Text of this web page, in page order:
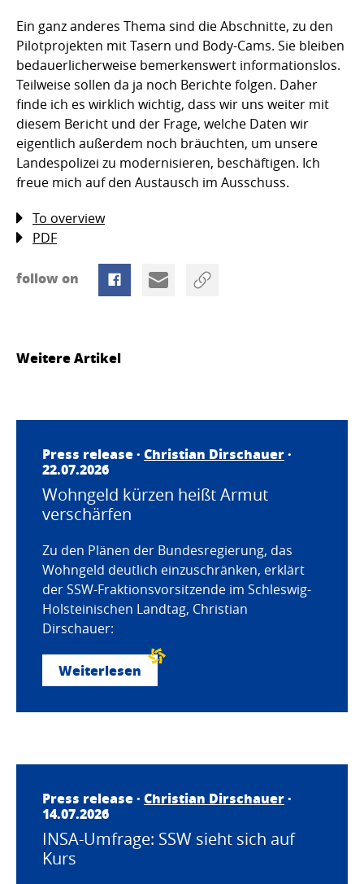
Ein ganz anderes Thema sind die Abschnitte, zu den
Pilotprojekten mit Tasern und Body-Cams. Sie bleiben
bedauerlicherweise bemerkenswert informationslos.
Teilweise sollen da ja noch Berichte folgen. Daher
finde ich es wirklich wichtig, dass wir uns weiter mit
diesem Bericht und der Frage, welche Daten wir
eigentlich außerdem noch bräuchten, um unsere
Landespolizei zu modernisieren, beschäftigen. Ich
freue mich auf den Austausch im Ausschuss.
To overview
PDF
follow on
Weitere Artikel
Press release · Christian Dirschauer·
22.07.2026
Wohngeld kürzen heißt Armut
verschärfen
Zu den Plänen der Bundesregierung, das
Wohngeld deutlich einzuschränken, erklärt
der SSW-Fraktionsvorsitzende im Schleswig-
Holsteinischen Landtag, Christian
Dirschauer:
Weiterlesen
Press release · Christian Dirschauer·
14.07.2026
INSA-Umfrage: SSW sieht sich auf
Kurs